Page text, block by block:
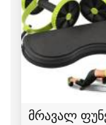
მრავალ